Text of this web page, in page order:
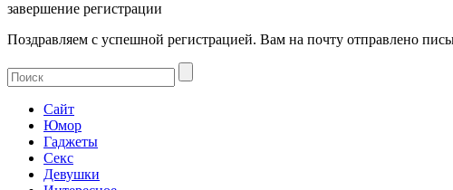
завершение регистрации
Поздравляем с успешной регистрацией. Вам на почту отправлено
Сайт
Юмор
Гаджеты
Секс
Девушки